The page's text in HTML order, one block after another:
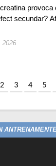
provoca
secundar?
2026
2 3 4 5